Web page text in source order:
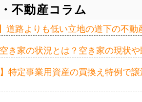
不動産コラム
道路よりも低い立地の道下の不
き家の状況とは？空き家の現状
】特定事業用資産の買換え特例で